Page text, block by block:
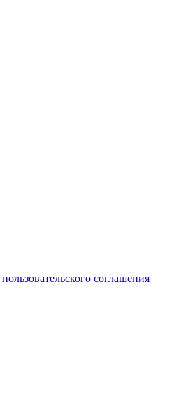
пользовательского соглашения